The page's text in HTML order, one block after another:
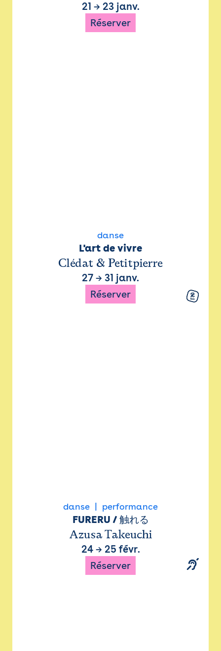
21 → 23 janv.
Réserver
danse
L'art de vivre
Clédat & Petitpierre
27 → 31 janv.
Réserver
danse performance
FURERU / 触れる
Azusa Takeuchi
24→ 25 févr.
Réserver